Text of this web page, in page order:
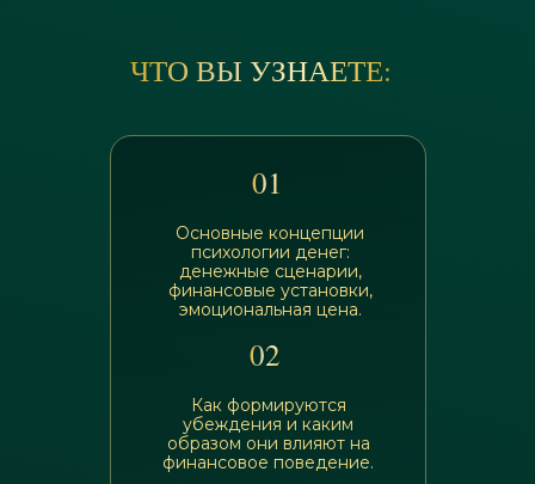
ЧТО ВЫ УЗНАЕТЕ:
02
Как формируются
убеждения и каким
образом они влияют на
финансовое поведение.
01
Основные концепции
психологии денег:
денежные сценарии,
финансовые установки,
эмоциональная цена.